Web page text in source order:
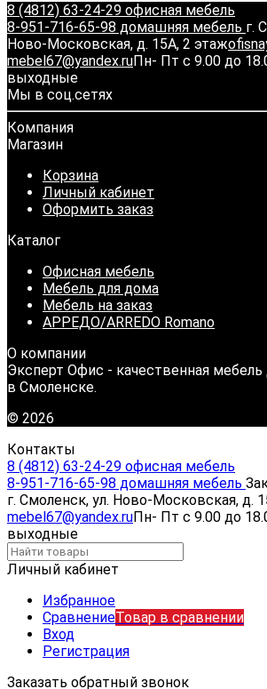
8 (4812) 63-24-29 офисная мебель
8-951-716-65-98 домашняя мебель г.
Ново-Московская, д. 15А, 2 этаж
mebel67@yandex.ruПн- Пт с 9.00 до
выходные
Мы в соц.сетях
Компания
Магазин
Корзина
Личный кабинет
Оформить заказ
Каталог
Офисная мебель
Мебель для дома
Мебель на заказ
АРРЕДО/ARREDO Romano
О компании
Эксперт Офис - качественная
в Смоленске.
© 2026
Контакты
8 (4812) 63-24-29 офисная мебель
8-951-716-65-98 домашняя мебель
г. Смоленск, ул. Ново-Московская, д.
mebel67@yandex.ruПн- Пт с 9.00 до
выходные
Личный кабинет
Избранное
СравнениеТовар в сравнении
Вход
Регистрация
Заказать обратный звонок